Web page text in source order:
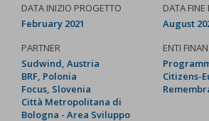
DATA INIZIO PROGETTO
February 2021
DATA
August
PARTNER
Sudwind, Austria
BRF, Polonia
Focus, Slovenia
Città Metropolitana di
Bologna - Area Sviluppo
ENTI
Citizens-